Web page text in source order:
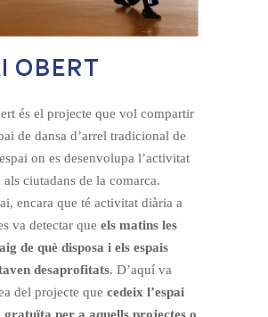
OBERT
és el projecte que vol compartir
de dansa d’arrel tradicional de
on es desenvolupa l’activitat
als ciutadans de la comarca.
encara que té activitat diària a
va detectar queels matins les
de què disposa i els espais
desaprofitats. D’aquí va
del projecte quecedeix l’espai